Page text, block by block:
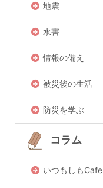
地震
水害
情報の備え
被災後の生活
防災を学ぶ
コラム
いつもしもCafe